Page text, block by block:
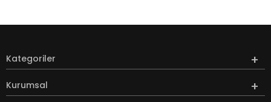
Kategoriler
Kurumsal